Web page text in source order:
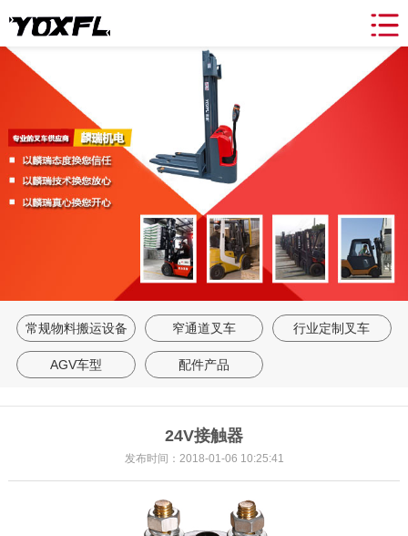
网站导航
关于我们
产品中心
新闻动态
合作案例
常规物料搬运设备 窄通道叉车 行业定制叉车
AGV车型 配件产品
24V接触器
发布时间：2018-01-06 10:25:41